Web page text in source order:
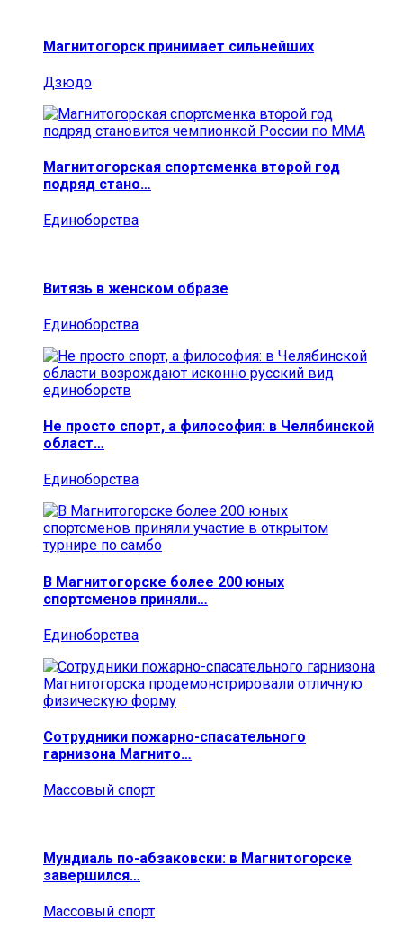
Магнитогорск принимает сильнейших
Дзюдо
Магнитогорская спортсменка второй год
подряд стано…
Единоборства
Витязь в женском образе
Единоборства
Не просто спорт, а философия: в Челябинской
област…
Единоборства
В Магнитогорске более 200 юных
спортсменов приняли…
Единоборства
Сотрудники пожарно-спасательного
гарнизона Магнито…
Массовый спорт
Мундиаль по-абзаковски: в Магнитогорске
завершился…
Массовый спорт